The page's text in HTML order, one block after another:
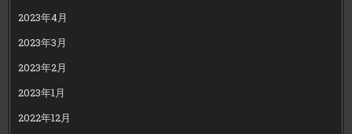
2023年4月
2023年3月
2023年2月
2023年1月
2022年12月